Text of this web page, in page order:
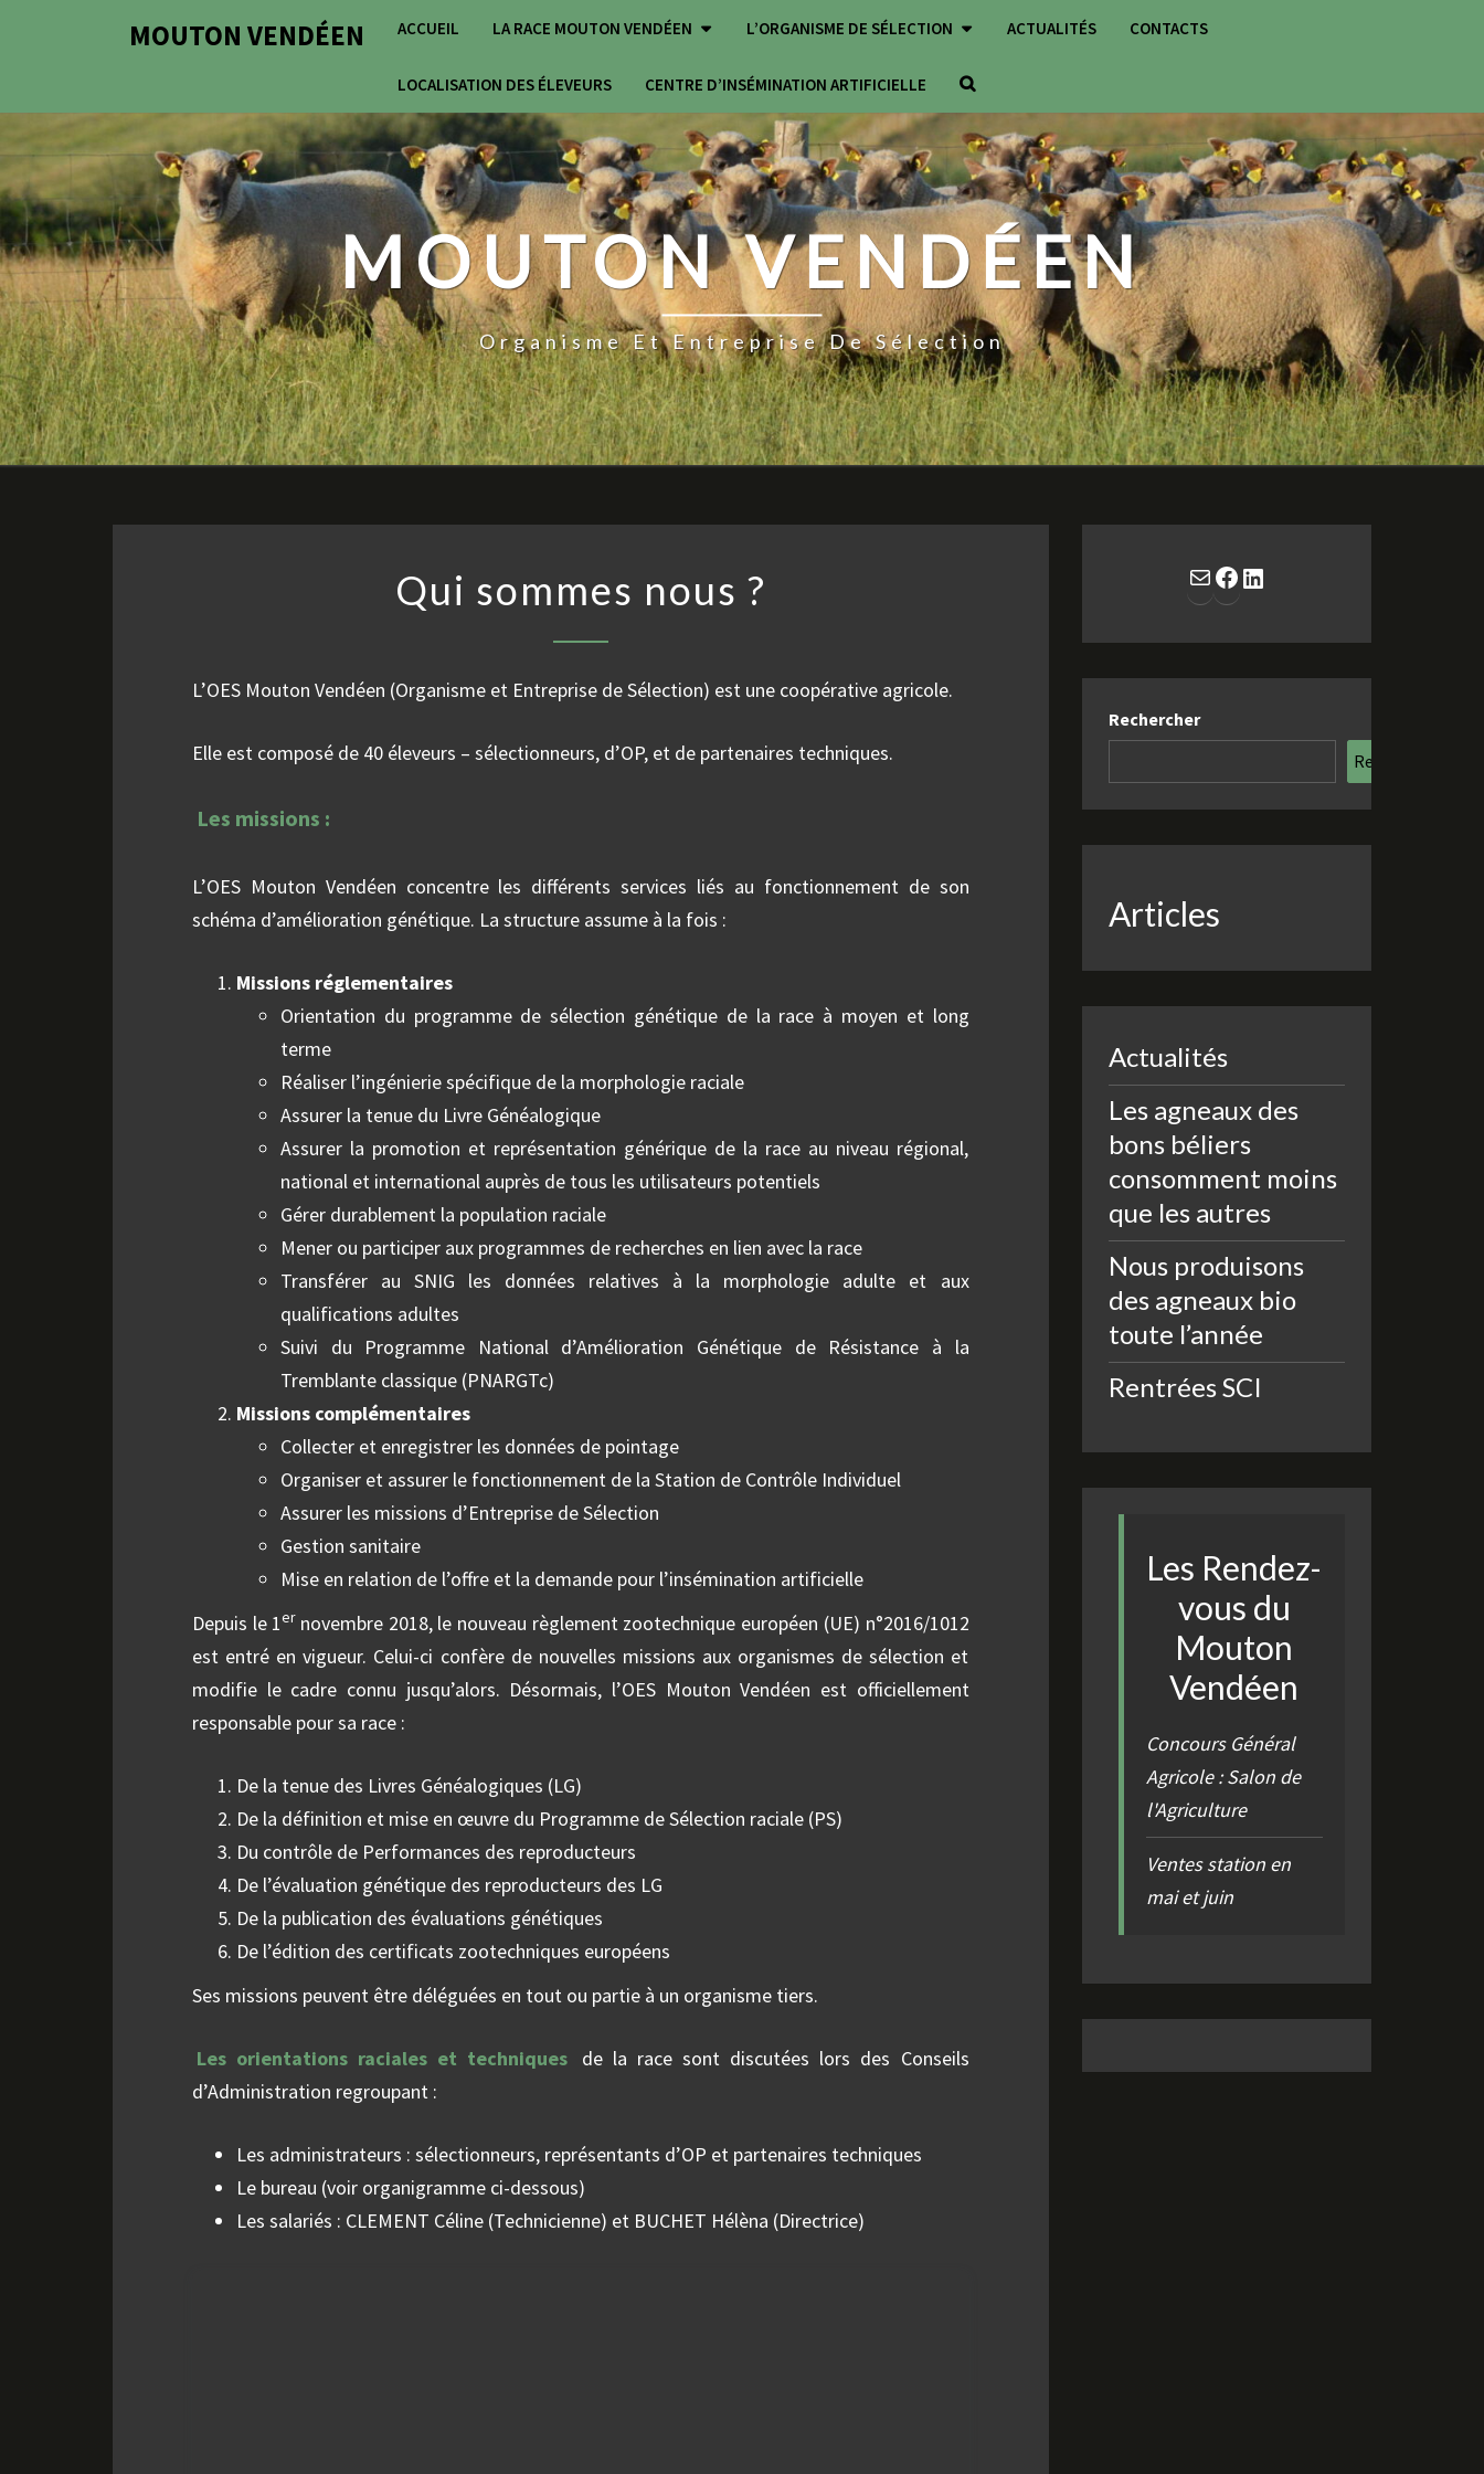
MOUTON VENDÉEN ACCUEIL LA RACE MOUTON VENDÉEN L’ORGANISME DE SÉLECTION ACTUALITÉS CONTACTS
LOCALISATION DES ÉLEVEURS CENTRE D’INSÉMINATION ARTIFICIELLE
SEARCH
MOUTON VENDÉEN
Organisme Et Entreprise De Sélection
SOMMES
Qui sommes nous ?
L’OES Mouton Vendéen (Organisme et Entreprise de Sélection) est une coopérative agricole.
Elle est composé de 40 éleveurs – sélectionneurs, d’OP, et de partenaires techniques.
Les missions :
L’OES Mouton Vendéen concentre les différents services liés au fonctionnement de son
schéma d’amélioration génétique. La structure assume à la fois :
Missions réglementaires
Orientation du programme de sélection génétique de la race à moyen et long
terme
Réaliser l’ingénierie spécifique de la morphologie raciale
Assurer la tenue du Livre Généalogique
Assurer la promotion et représentation générique de la race au niveau régional,
national et international auprès de tous les utilisateurs potentiels
Gérer durablement la population raciale
Mener ou participer aux programmes de recherches en lien avec la race
Transférer au SNIG les données relatives à la morphologie adulte et aux
qualifications adultes
Suivi du Programme National d’Amélioration Génétique de Résistance à la
Tremblante classique (PNARGTc)
Missions complémentaires
Collecter et enregistrer les données de pointage
Organiser et assurer le fonctionnement de la Station de Contrôle Individuel
Assurer les missions d’Entreprise de Sélection
Gestion sanitaire
Mise en relation de l’offre et la demande pour l’insémination artificielle
Depuis le 1ernovembre 2018, le nouveau règlement zootechnique européen (UE) n°2016/1012
est entré en vigueur. Celui-ci confère de nouvelles missions aux organismes de sélection et
modifie le cadre connu jusqu’alors. Désormais, l’OES Mouton Vendéen est officiellement
responsable pour sa race :
De la tenue des Livres Généalogiques (LG)
De la définition et mise en œuvre du Programme de Sélection raciale (PS)
Du contrôle de Performances des reproducteurs
De l’évaluation génétique des reproducteurs des LG
De la publication des évaluations génétiques
De l’édition des certificats zootechniques européens
Ses missions peuvent être déléguées en tout ou partie à un organisme tiers.
Les orientations raciales et techniques
de la race sont discutées lors des Conseils
d’Administration regroupant :
Les administrateurs : sélectionneurs, représentants d’OP et partenaires techniques
Le bureau (voir organigramme ci-dessous)
Les salariés : CLEMENT Céline (Technicienne) et BUCHET Hélèna (Directrice)
E-mailFacebook
LinkedIn
Rechercher
Rechercher
Articles
Actualités
Les agneaux des
bons béliers
consomment moins
que les autres
Nous produisons
des agneaux bio
toute l’année
Rentrées SCI
Les Rendez-
vous du
Mouton
Vendéen
Concours Général
Agricole : Salon de
l'Agriculture
Ventes station en
mai et juin